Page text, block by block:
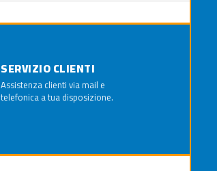
SERVIZIO CLIENTI
Assistenza clienti via mail e
telefonica a tua disposizione.